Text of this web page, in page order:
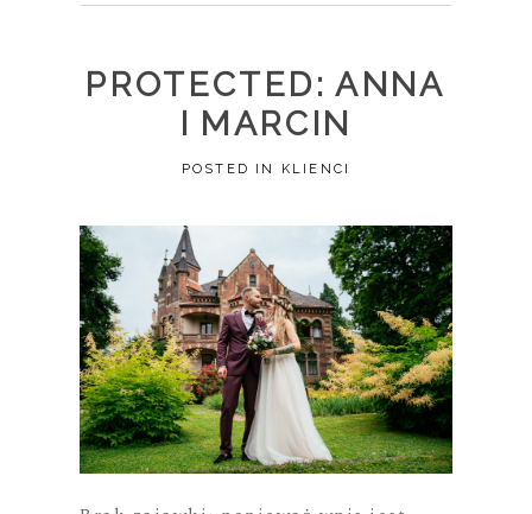
PROTECTED: ANNA
I MARCIN
POSTED IN KLIENCI